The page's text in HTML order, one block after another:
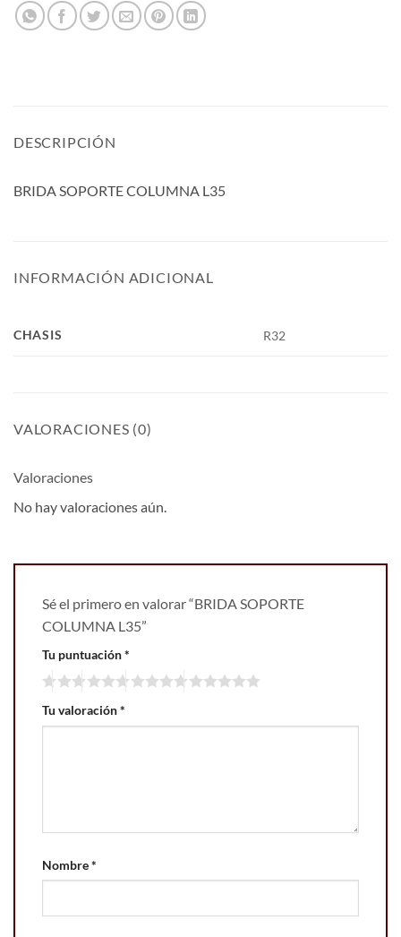
DESCRIPCIÓN
BRIDA SOPORTE COLUMNA L35
INFORMACIÓN ADICIONAL
CHASIS R32
VALORACIONES (0)
Valoraciones
No hay valoraciones aún.
Sé el primero en valorar “BRIDA SOPORTE
COLUMNA L35”
Tu puntuación*
Tu valoración*
Nombre*